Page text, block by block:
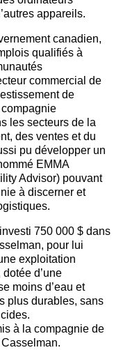
appareils.
canadien,
qualifiés à
commercial de
de
les secteurs de la
des ventes et du
pu développer un
EMMA
Advisor) pouvant
à discerner et
750 000 $ dans
pour lui
exploitation
d’une
moins d’eau et
plus durables, sans
à la compagnie de